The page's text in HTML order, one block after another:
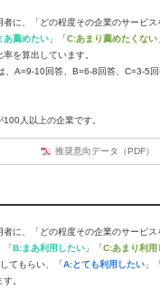
に、「どの程度その企業のサービ
あ薦めたい 」「C:あまり薦めたくない
を算出しています。
A=9-10回答、B=6-8回答、C=3-5
人以上の企業です。
推奨意向データ（PDF）
に、「どの程度その企業のサービ
「B:まあ利用したい 」「C:あまり利用
てもらい、「A:とても利用したい 」
。